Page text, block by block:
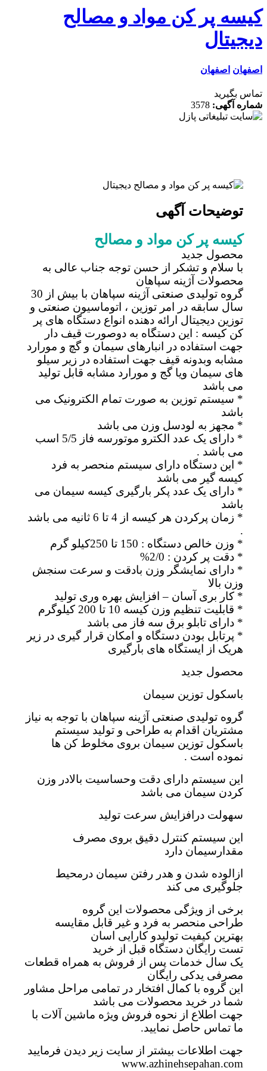
پر کن مواد و مصالح
اصفهان
بگیرید
آگهی:3578
توضیحات آگهی
کیسه پر کن مواد و مصالح
محصول جدید
با سلام و تشکر از حسن توجه جناب عالی به
محصولات آژینه سپاهان
گروه تولیدی صنعتی آژینه سپاهان با بیش از 30
سال سابقه در امر توزین ، اتوماسیون صنعتی و
توزین دیجیتال ارائه دهنده انواع دستگاه های پر
کن کیسه : این دستگاه به دوصورت قیف دار
جهت استفاده در انبارهای سیمان و گچ و مورارد
مشابه وبدونه قیف جهت استفاده در زیر سیلو
های سیمان ویا گج و مورارد مشابه قابل تولید
می باشد
* سیستم توزین به صورت تمام الکترونیک می
باشد
* مجهز به لودسل وزن می باشد
* دارای یک عدد الکترو موتورسه فاز 5/5 اسب
می باشد .
* این دستگاه دارای سیستم منحصر به فرد
کیسه گیر می باشد
* دارای یک عدد پکر بارگیری کیسه سیمان می
باشد
* زمان پرکردن هر کیسه از 4 تا 6 ثانیه می باشد
* وزن خالص دستگاه : 150 تا 250کیلو گرم
* دقت پر کردن : 2/0%
* دارای نمایشگر وزن بادقت و سرعت سنجش
وزن بالا
* کار بری آسان – افزایش بهره وری تولید
* قابلیت تنظیم وزن کیسه 10 تا 200 کیلوگرم
* دارای تابلو برق سه فاز می باشد
* پرتابل بودن دستگاه و امکان قرار گیری در زیر
هریک از ایستگاه های بارگیری
محصول جدید
باسکول توزین سیمان
گروه تولیدی صنعتی آژینه سپاهان با توجه به نیاز
مشتریان اقدام به طراحی و تولید سیستم
باسکول توزین سیمان بروی مخلوط کن ها
نموده است .
این سیستم دارای دقت وحساسیت بالادر وزن
کردن سیمان می باشد
سهولت درافزایش سرعت تولید
این سیستم کنترل دقیق بروی مصرف
مقدارسیمان دارد
ازالوده شدن و هدر رفتن سیمان درمحیط
جلوگیری می کند
برخی از ویژگی محصولات این گروه
طراحی منحصر به فرد و غیر قابل مقایسه
بهترین کیفیت تولیدو کارایی اسان
تست رایگان دستگاه قبل از خرید
یک سال خدمات پس از فروش به همراه قطعات
مصرفی یدکی رایگان
این گروه با کمال افتخار در تمامی مراحل مشاور
شما در خرید محصولات می باشد
جهت اطلاع از نحوه فروش ویژه ماشین آلات با
ما تماس حاصل نمایید.
جهت اطلاعات بیشتر از سایت زیر دیدن فرمایید
www.azhinehsepahan.com